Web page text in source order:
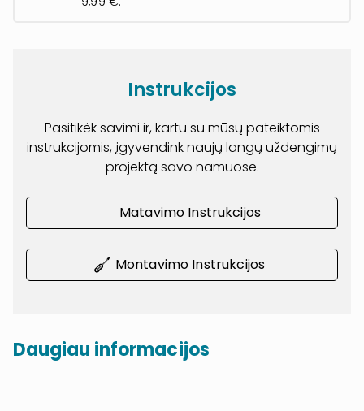
Instrukcijos
Pasitikėk savimi ir, kartu su mūsų pateiktomis
instrukcijomis, įgyvendink naujų langų uždengimų
projektą savo namuose.
Matavimo Instrukcijos
Montavimo Instrukcijos
Daugiau informacijos